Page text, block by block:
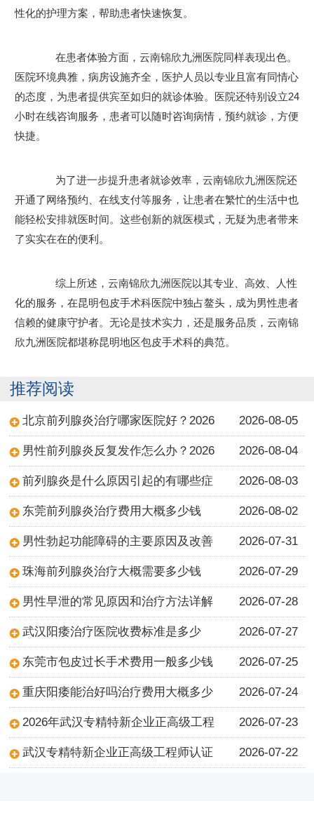
性化的护理方案，帮助患者快速恢复。
在患者体验方面，云南锦欣九洲医院同样表现出色。
医院环境典雅，病房设施齐全，医护人员以专业且富有同情心
的态度，为患者提供宾至如归的就诊体验。医院还特别设立24
小时在线咨询服务，患者可以随时咨询病情，预约就诊，方便
快捷。
为了进一步提升患者就诊效率，云南锦欣九洲医院还
开通了网络预约、在线支付等服务，让患者在繁忙的生活中也
能轻松安排就医时间。这些创新的就医模式，无疑为患者带来
了实实在在的便利。
综上所述，云南锦欣九洲医院以其专业、高效、人性
化的服务，在昆明包皮手术科医院中独占鳌头，成为男性患者
信赖的健康守护者。无论是技术实力，还是服务品质，云南锦
欣九洲医院都堪称昆明地区包皮手术科的典范。
推荐阅读
北京前列腺炎治疗哪家医院好？2026 2026-08-05
男性前列腺炎反复发作怎么办？2026 2026-08-04
前列腺炎是什么原因引起的有哪些症 2026-08-03
东莞前列腺炎治疗费用大概多少钱 2026-08-02
男性勃起功能障碍的主要原因及改善 2026-07-31
珠海前列腺炎治疗大概需要多少钱 2026-07-29
男性早泄的常见原因和治疗方法详解 2026-07-28
武汉阳痿治疗医院收费标准是多少 2026-07-27
东莞市包皮过长手术费用一般多少钱 2026-07-25
重庆阳痿能治好吗治疗费用大概多少 2026-07-24
2026年武汉专精特新企业正高级工程 2026-07-23
武汉专精特新企业正高级工程师认证 2026-07-22